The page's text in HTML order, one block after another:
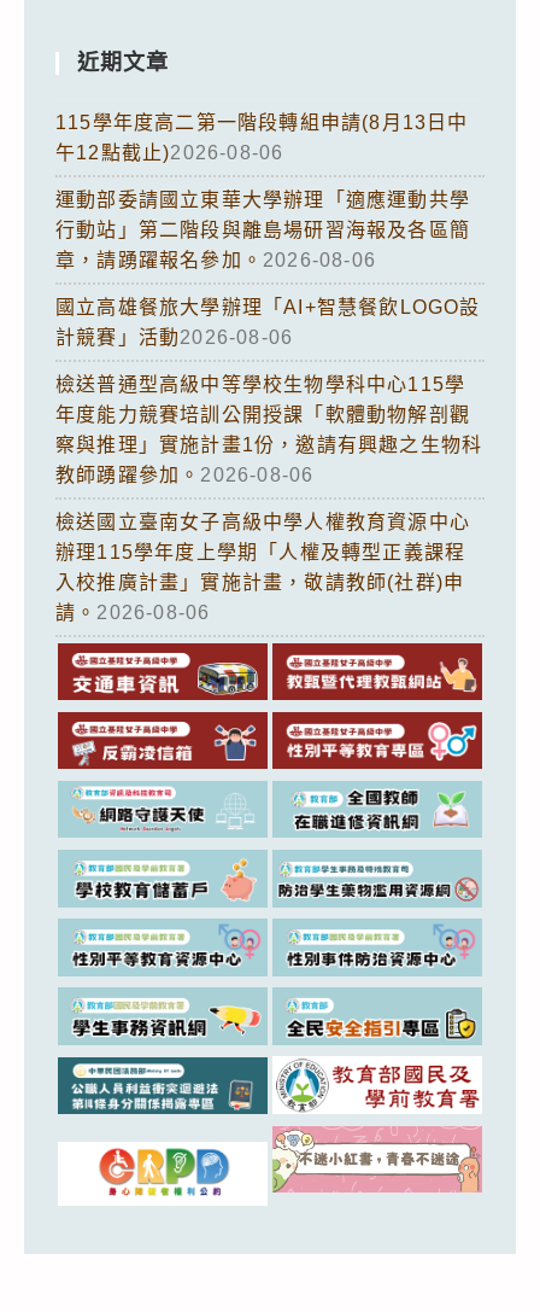
近期文章
115學年度高二第一階段轉組申請(8月13日中
午12點截止)2026-08-06
運動部委請國立東華大學辦理「適應運動共學
行動站」第二階段與離島場研習海報及各區簡
章，請踴躍報名參加。 2026-08-06
國立高雄餐旅大學辦理「AI+智慧餐飲LOGO設
計競賽」活動2026-08-06
檢送普通型高級中等學校生物學科中心115學
年度能力競賽培訓公開授課「軟體動物解剖觀
察與推理」實施計畫1份，邀請有興趣之生物科
教師踴躍參加。 2026-08-06
檢送國立臺南女子高級中學人權教育資源中心
辦理115學年度上學期「人權及轉型正義課程
入校推廣計畫」實施計畫，敬請教師(社群)申
請。 2026-08-06